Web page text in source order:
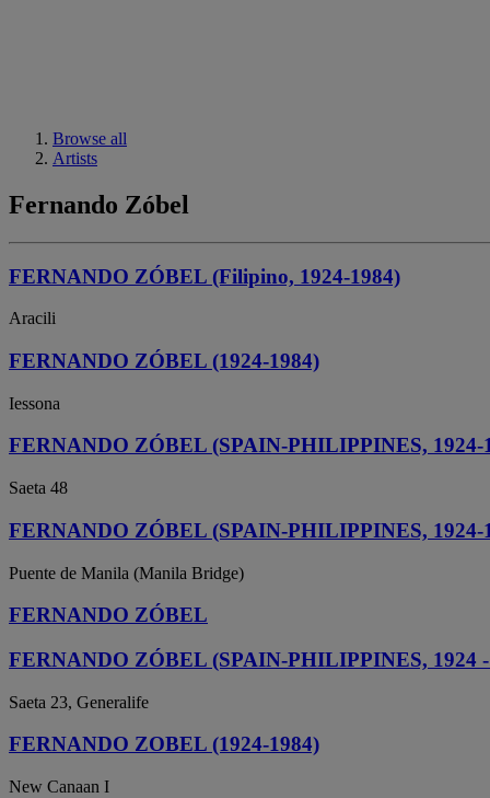
Browse all
Artists
Fernando Zóbel
FERNANDO ZÓBEL (Filipino, 1924-1984)
Aracili
FERNANDO ZÓBEL (1924-1984)
Iessona
FERNANDO ZÓBEL (SPAIN-PHILIPPINES, 1924-
Saeta 48
FERNANDO ZÓBEL (SPAIN-PHILIPPINES, 1924-
Puente de Manila (Manila Bridge)
FERNANDO ZÓBEL
FERNANDO ZÓBEL (SPAIN-PHILIPPINES, 1924
Saeta 23, Generalife
FERNANDO ZOBEL (1924-1984)
New Canaan I